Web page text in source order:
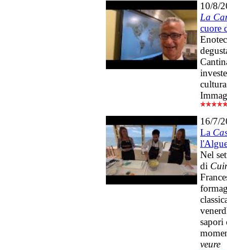
10/8/
La
cuore
16/7/
La
Nel
di
sapori
veure